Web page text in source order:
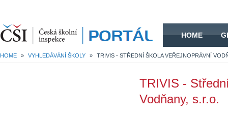
HOME
HOME » VYHLEDÁVÁNÍ ŠKOLY »
TRIVIS -
Vodňany, s.r.o.